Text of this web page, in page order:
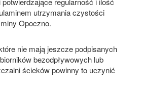
utrzymania czystości
Opoczno.
nie mają jeszcze podpisanych
bezodpływowych lub
ścieków powinny to uczynić